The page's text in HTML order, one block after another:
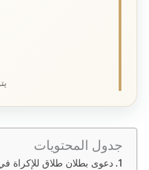
جدول المحتويات
دعوى بطلان طلاق للإكراة